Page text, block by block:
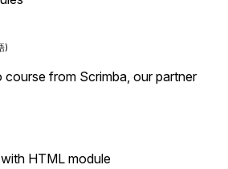
from Scrimba, our partner
HTML module